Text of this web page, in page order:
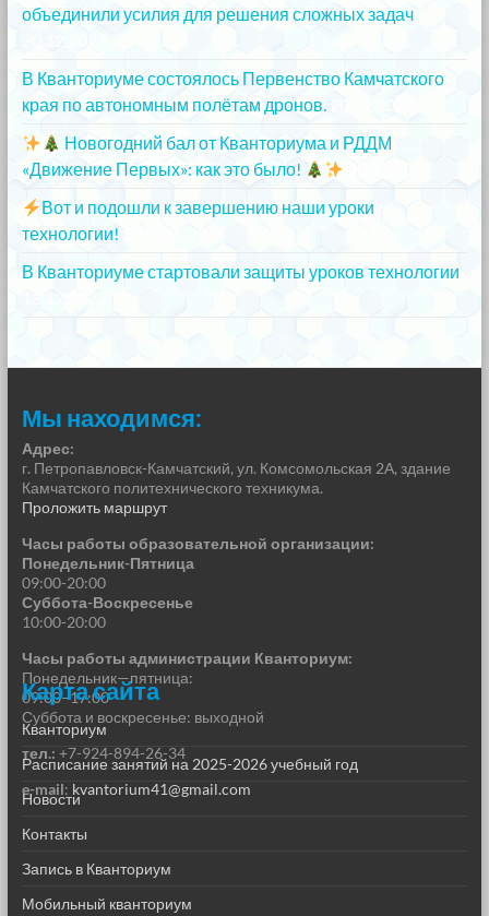
объединили усилия для решения сложных задач
В Кванториуме состоялось Первенство Камчатского
края по автономным полётам дронов.
Новогодний бал от Кванториума и РДДМ
«Движение Первых»: как это было!
Вот и подошли к завершению наши уроки
технологии!
В Кванториуме стартовали защиты уроков технологии
Мы находимся:
Адрес:
г. Петропавловск-Камчатский, ул. Комсомольская 2А, здание
Камчатского политехнического техникума.
Проложить маршрут
Часы работы образовательной организации:
Понедельник-Пятница
09:00-20:00
Суббота-Воскресенье
10:00-20:00
Часы работы администрации Кванториум:
Понедельник—пятница:
09:00–17:00
Суббота и воскресенье: выходной
тел.: +7-924-894-26-34
e-mail: kvantorium41@gmail.com
Карта сайта
Кванториум
Расписание занятий на 2025-2026 учебный год
Новости
Контакты
Запись в Кванториум
Мобильный кванториум